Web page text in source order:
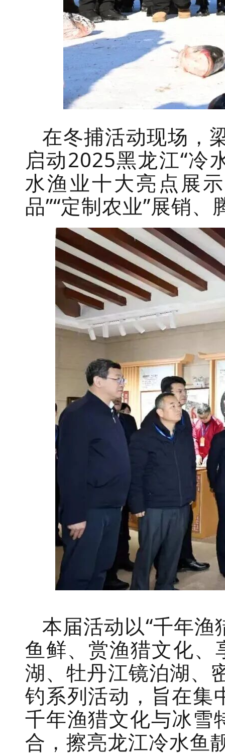
在冬捕活动现场，
启动2025黑龙江“冷
水渔业十大亮点展
品”“定制农业”展销
本届活动以“千年渔
鱼鲜、赏渔猎文化、
湖、牡丹江镜泊湖、
钓系列活动，旨在集
千年渔猎文化与冰雪
合，擦亮龙江冷水鱼